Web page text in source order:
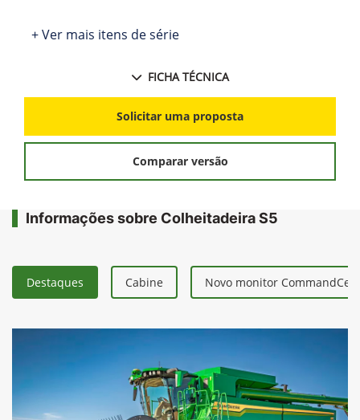
+ Ver mais itens de série
FICHA TÉCNICA
Solicitar uma proposta
Comparar versão
Informações sobre Colheitadeira S5
Destaques Cabine Novo monitor